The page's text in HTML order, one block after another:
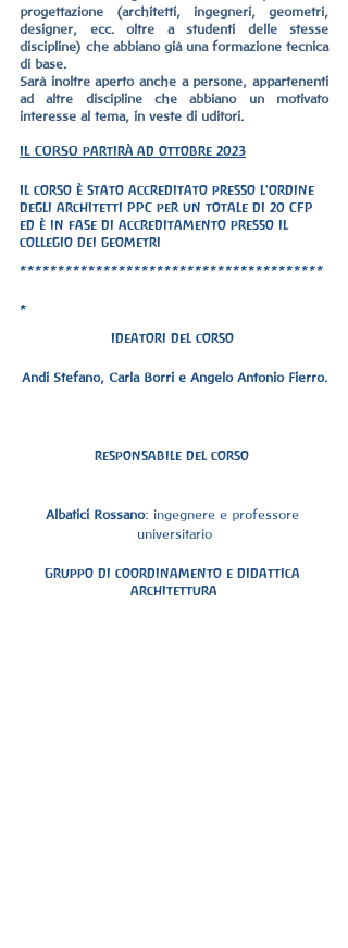
progettazione (architetti, ingegneri, geometri,
designer, ecc. oltre a studenti delle stesse
discipline) che abbiano già una formazione tecnica
di base.
Sarà inoltre aperto anche a persone, appartenenti
ad altre discipline che abbiano un motivato
interesse al tema, in veste di uditori.
IL CORSO partirà ad ottobre 2023
Il corso è stato accreditato presso l'ordine
degli architetti PPC per un totale di 20 CFP
ed è in fase di accreditamento presso il
collegio dei geometri
****************************************
*
Ideatori del corso
Andi Stefano, Carla Borri e Angelo Antonio Fierro.
responsabile del corso
Albatici Rossano: ingegnere e professore
universitario
Gruppo di coordinamento e didattica
architettura